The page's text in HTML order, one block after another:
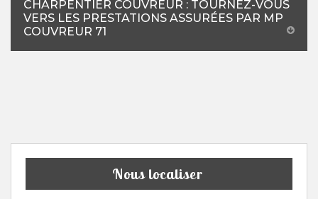
CHARPENTIER COUVREUR : TOURNEZ-VOUS
VERS LES PRESTATIONS ASSURÉES PAR MP
COUVREUR 71
Nous localiser